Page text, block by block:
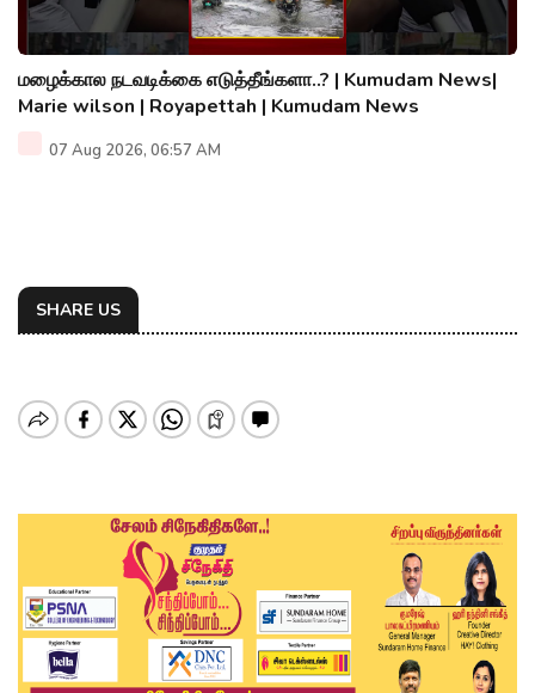
மழைக்கால நடவடிக்கை எடுத்தீங்களா..? | Kumudam News|
Marie wilson | Royapettah | Kumudam News
07 Aug 2026, 06:57 AM
SHARE US